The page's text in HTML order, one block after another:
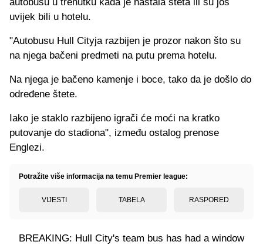
uvijek bili u hotelu.
"Autobusu Hull Cityja razbijen je prozor nakon što su
na njega bačeni predmeti na putu prema hotelu.
Na njega je bačeno kamenje i boce, tako da je došlo do
određene štete.
Iako je staklo razbijeno igrači će moći na kratko
putovanje do stadiona", između ostalog prenose
Englezi.
Potražite više informacija na temu Premier league:
VIJESTI TABELA RASPORED
BREAKING: Hull City's team bus has had a window